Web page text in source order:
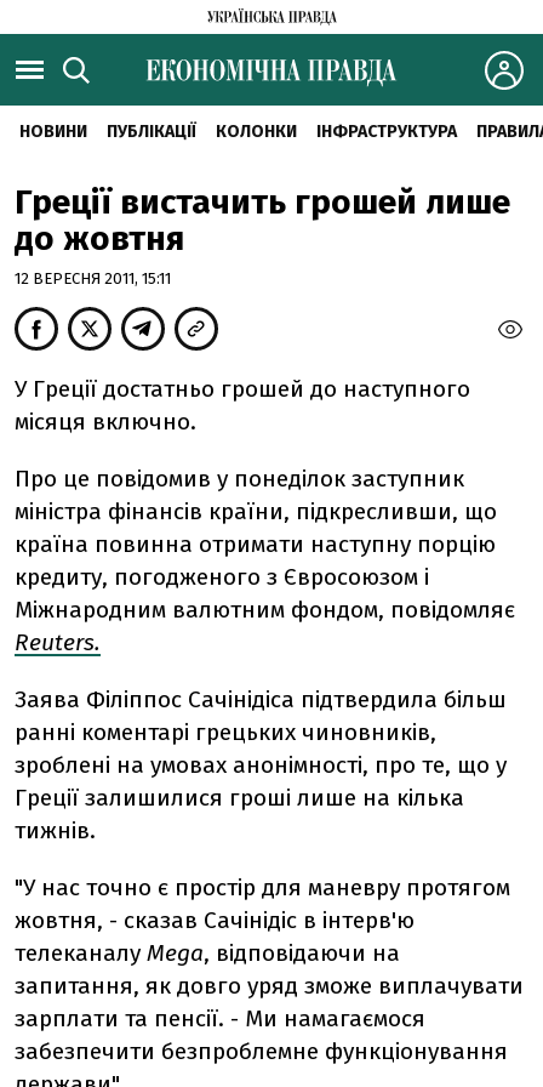
НОВИНИ ПУБЛІКАЦІЇ КОЛОНКИ ІНФРАСТРУКТУРА
Греції вистачить грошей лише
до жовтня
12 ВЕРЕСНЯ 2011, 15:11
У Греції достатньо грошей до наступного
місяця включно.
Про це повідомив у понеділок заступник
міністра фінансів країни, підкресливши, що
країна повинна отримати наступну порцію
кредиту, погодженого з Євросоюзом і
Міжнародним валютним фондом, повідомляє
Reuters.
Заява Філіппос Сачінідіса підтвердила більш
ранні коментарі грецьких чиновників,
зроблені на умовах анонімності, про те, що у
Греції залишилися гроші лише на кілька
тижнів.
"У нас точно є простір для маневру протягом
жовтня, - сказав Сачінідіс в інтерв'ю
телеканалу Mega, відповідаючи на
запитання, як довго уряд зможе виплачувати
зарплати та пенсії. - Ми намагаємося
забезпечити безпроблемне функціонування